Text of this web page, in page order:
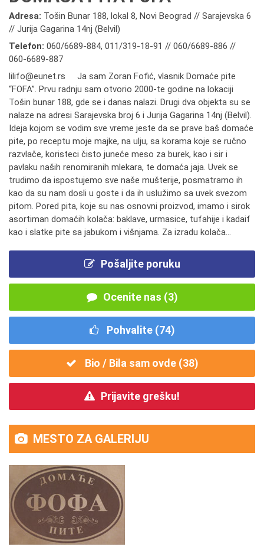
Adresa: Tošin Bunar 188, lokal 8, Novi Beograd // Sarajevska 6
// Jurija Gagarina 14nj (Belvil)
Telefon: 060/6689-884, 011/319-18-91 // 060/6689-886 //
060-6689-887
lilifo@eunet.rs Ja sam Zoran Fofić, vlasnik Domaće pite
“FOFA”. Prvu radnju sam otvorio 2000-te godine na lokaciji
Tošin bunar 188, gde se i danas nalazi. Drugi dva objekta su se
nalaze na adresi Sarajevska broj 6 i Jurija Gagarina 14nj (Belvil).
Ideja kojom se vodim sve vreme jeste da se prave baš domaće
pite, po receptu moje majke, na ulju, sa korama koje se ručno
razvlače, koristeci čisto juneće meso za burek, kao i sir i
pavlaku naših renomiranih mlekara, te domaća jaja. Uvek se
trudimo da ispostujemo sve naše mušterije, posmatramo ih
kao da su nam dosli u goste i da ih uslužimo sa uvek svezom
pitom. Pored pita, koje su nas osnovni proizvod, imamo i sirok
asortiman domaćih kolača: baklave, urmasice, tufahije i kadaif
kao i slatke pite sa jabukom i višnjama. Za izradu kolača...
Pošaljite poruku
Ocenite nas (3)
Pohvalite (74)
Bio / Bila sam ovde (38)
Prijavite grešku!
MESTO ZA GALERIJU